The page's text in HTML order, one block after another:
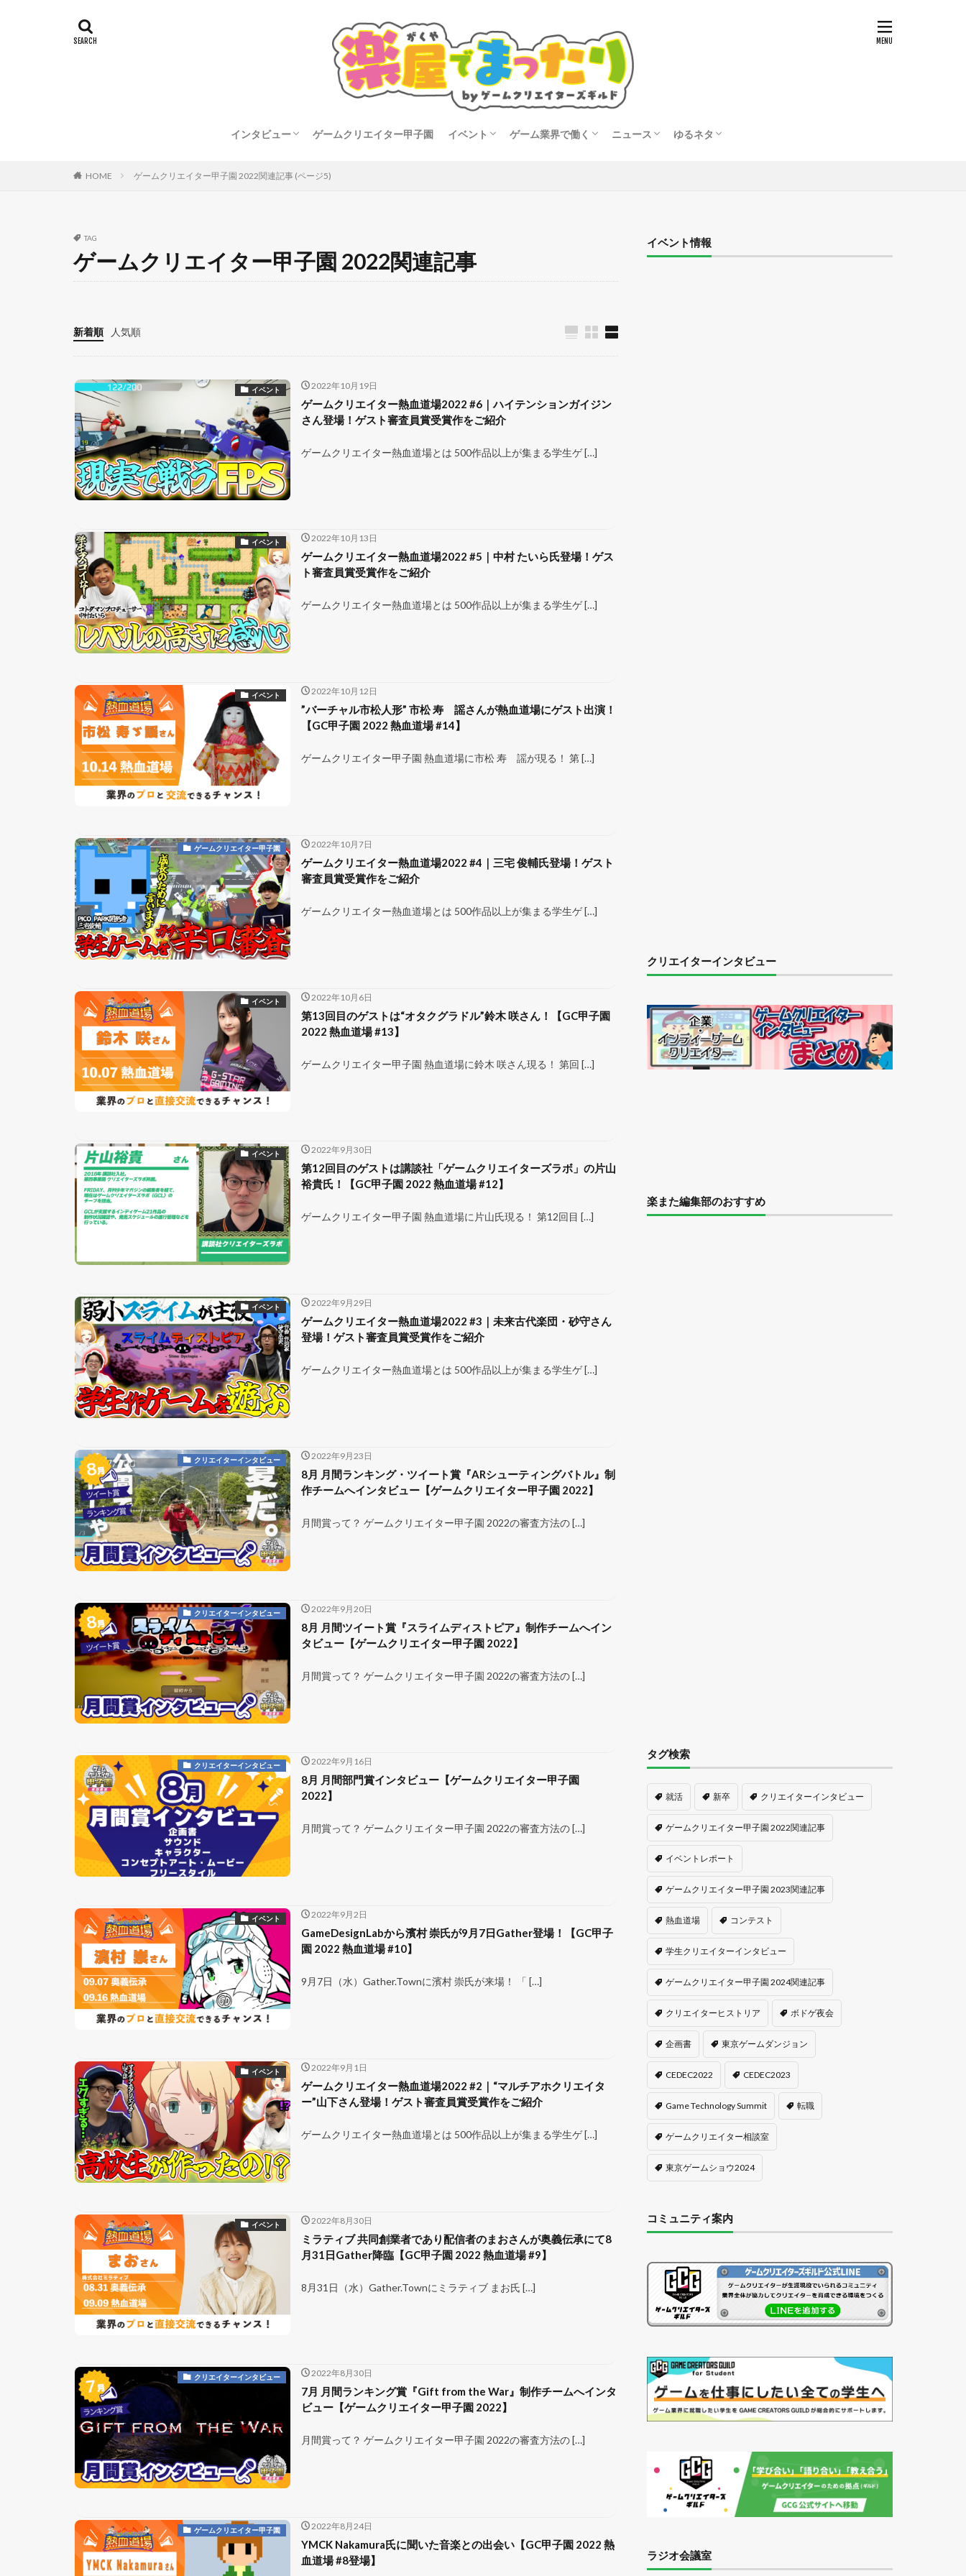
インタビュー ゲームクリエイター甲子園 イベント ゲーム業界で働く ニュース ゆるネタ
HOME ゲームクリエイター甲子園 2022関連記事 (ページ5)
TAG
ゲームクリエイター甲子園 2022関連記事
新着順 人気順
イベント 2022年10月19日
ゲームクリエイター熱血道場2022 #6｜ハイテンションガイジン
さん登場！ゲスト審査員賞受賞作をご紹介
ゲームクリエイター熱血道場とは 500作品以上が集まる学生ゲ […]
イベント 2022年10月13日
ゲームクリエイター熱血道場2022 #5｜中村 たいら氏登場！ゲス
ト審査員賞受賞作をご紹介
ゲームクリエイター熱血道場とは 500作品以上が集まる学生ゲ […]
イベント 2022年10月12日
”バーチャル市松人形” 市松 寿ゞ謡さんが熱血道場にゲスト出演！
【GC甲子園 2022 熱血道場 #14】
ゲームクリエイター甲子園 熱血道場に市松 寿ゞ謡が現る！ 第 […]
ゲームクリエイター甲子園 2022年10月7日
ゲームクリエイター熱血道場2022 #4｜三宅 俊輔氏登場！ゲスト
審査員賞受賞作をご紹介
ゲームクリエイター熱血道場とは 500作品以上が集まる学生ゲ […]
イベント 2022年10月6日
第13回目のゲストは“オタクグラドル”鈴木 咲さん！【GC甲子園
2022 熱血道場 #13】
ゲームクリエイター甲子園 熱血道場に鈴木 咲さん現る！ 第回 […]
イベント 2022年9月30日
第12回目のゲストは講談社「ゲームクリエイターズラボ」の片山
裕貴氏！【GC甲子園 2022 熱血道場 #12】
ゲームクリエイター甲子園 熱血道場に片山氏現る！ 第12回目 […]
イベント 2022年9月29日
ゲームクリエイター熱血道場2022 #3｜未来古代楽団・砂守さん
登場！ゲスト審査員賞受賞作をご紹介
ゲームクリエイター熱血道場とは 500作品以上が集まる学生ゲ […]
クリエイターインタビュー 2022年9月23日
8月 月間ランキング・ツイート賞『ARシューティングバトル』制
作チームへインタビュー【ゲームクリエイター甲子園 2022】
月間賞って？ ゲームクリエイター甲子園 2022の審査方法の […]
クリエイターインタビュー 2022年9月20日
8月 月間ツイート賞『スライムディストピア』制作チームへイン
タビュー【ゲームクリエイター甲子園 2022】
月間賞って？ ゲームクリエイター甲子園 2022の審査方法の […]
クリエイターインタビュー 2022年9月16日
8月 月間部門賞インタビュー【ゲームクリエイター甲子園
2022】
月間賞って？ ゲームクリエイター甲子園 2022の審査方法の […]
イベント 2022年9月2日
GameDesignLabから濱村 崇氏が9月7日Gather登場！【GC甲子
園 2022 熱血道場 #10】
9月7日（水）Gather.Townに濱村 崇氏が来場！ 「 […]
イベント 2022年9月1日
ゲームクリエイター熱血道場2022 #2｜“マルチアホクリエイタ
ー”山下さん登場！ゲスト審査員賞受賞作をご紹介
ゲームクリエイター熱血道場とは 500作品以上が集まる学生ゲ […]
イベント 2022年8月30日
ミラティブ 共同創業者であり配信者のまおさんが奥義伝承にて8
月31日Gather降臨【GC甲子園 2022 熱血道場 #9】
8月31日（水）Gather.Townにミラティブ まお氏 […]
クリエイターインタビュー 2022年8月30日
7月 月間ランキング賞『Gift from the War』制作チームへインタ
ビュー【ゲームクリエイター甲子園 2022】
月間賞って？ ゲームクリエイター甲子園 2022の審査方法の […]
ゲームクリエイター甲子園 2022年8月24日
YMCK Nakamura氏に聞いた音楽との出会い【GC甲子園 2022 熱
血道場 #8登場】
イベント情報
クリエイターインタビュー
楽また編集部のおすすめ
タグ検索
就活 新卒 クリエイターインタビュー
ゲームクリエイター甲子園 2022関連記事
イベントレポート
ゲームクリエイター甲子園 2023関連記事
熱血道場 コンテスト
学生クリエイターインタビュー
ゲームクリエイター甲子園 2024関連記事
クリエイターヒストリア ボドゲ夜会
企画書 東京ゲームダンジョン
CEDEC2022 CEDEC2023
Game Technology Summit 転職
ゲームクリエイター相談室
東京ゲームショウ2024
コミュニティ案内
ラジオ会議室